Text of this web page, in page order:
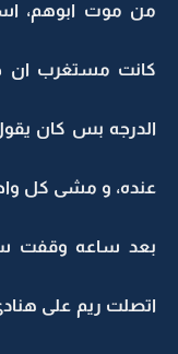
من موت ابوهم،
كانت مستغرب ان
الدرجه بس كان
عنده، و مشى كل
بعد ساعه وقفت
اتصلت ريم على